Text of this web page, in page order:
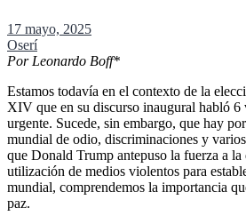
17 mayo, 2025
Oserí
Por Leonardo Boff*
Estamos todavía en el contexto de la
XIV que en su discurso inaugural habló 6
urgente. Sucede, sin embargo, que hay
mundial de odio, discriminaciones y
que Donald Trump antepuso la fuerza a
utilización de medios violentos para
mundial, comprendemos la importancia
paz.